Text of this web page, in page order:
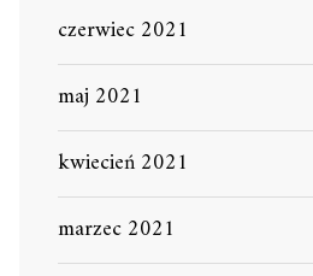
czerwiec 2021
maj 2021
kwiecień 2021
marzec 2021